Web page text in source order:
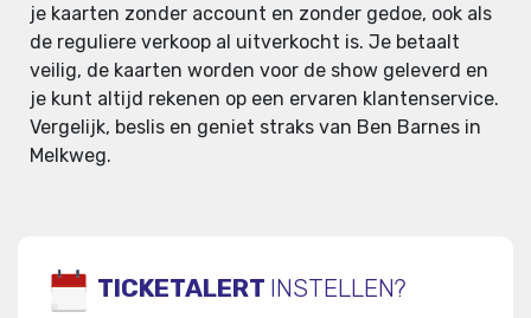
je kaarten zonder account en zonder gedoe, ook als
de reguliere verkoop al uitverkocht is. Je betaalt
veilig, de kaarten worden voor de show geleverd en
je kunt altijd rekenen op een ervaren klantenservice.
Vergelijk, beslis en geniet straks van Ben Barnes in
Melkweg.
TICKETALERT INSTELLEN?